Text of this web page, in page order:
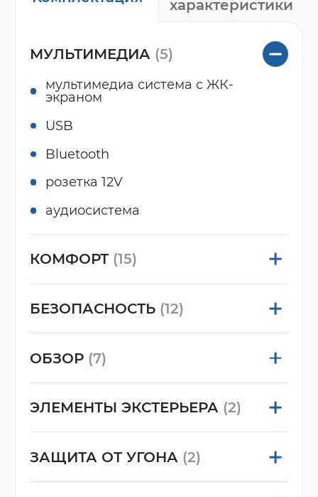
характеристики
МУЛЬТИМЕДИА (5)
мультимедиа система с ЖК-
экраном
USB
Bluetooth
розетка 12V
аудиосистема
КОМФОРТ (15)
БЕЗОПАСНОСТЬ (12)
ОБЗОР (7)
ЭЛЕМЕНТЫ ЭКСТЕРЬЕРА (2)
ЗАЩИТА ОТ УГОНА (2)